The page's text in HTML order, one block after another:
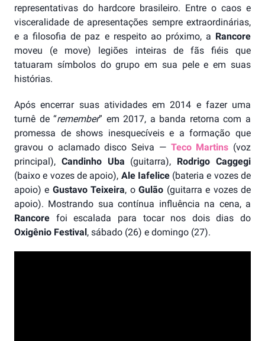
representativas do hardcore brasileiro. Entre o caos e
visceralidade de apresentações sempre extraordinárias,
e a filosofia de paz e respeito ao próximo, a Rancore
moveu (e move) legiões inteiras de fãs fiéis que
tatuaram símbolos do grupo em sua pele e em suas
histórias.
Após encerrar suas atividades em 2014 e fazer uma
turnê de “remember” em 2017, a banda retorna com a
promessa de shows inesquecíveis e a formação que
gravou o aclamado disco Seiva — Teco Martins (voz
principal), Candinho Uba (guitarra), Rodrigo Caggegi
(baixo e vozes de apoio), Ale Iafelice(bateria e vozes de
apoio) e Gustavo Teixeira, oGulão (guitarra e vozes de
apoio). Mostrando sua contínua influência na cena, a
Rancore foi escalada para tocar nos dois dias do
Oxigênio Festival, sábado (26) e domingo (27).